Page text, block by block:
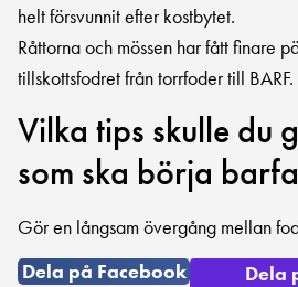
helt försvunnit efter kostbytet.
Råttorna och mössen har fått finare
tillskottsfodret från torrfoder till BARF.
Vilka tips skulle du
som ska börja
Gör en långsam övergång mellan
Dela på Facebook
Dela